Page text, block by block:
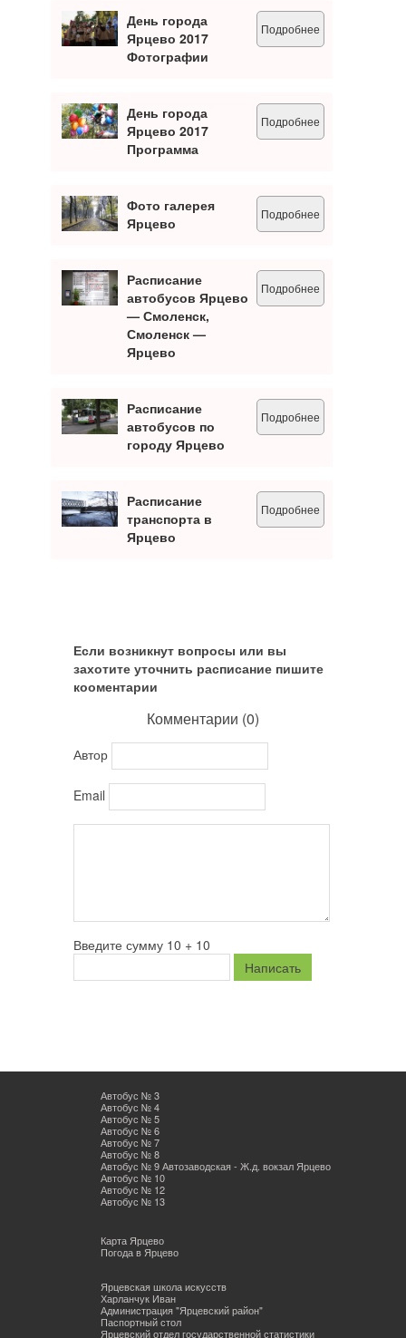
День города
Ярцево 2017
Фотографии
Подробнее
День города
Ярцево 2017
Программа
Подробнее
Фото галерея
Ярцево
Подробнее
Расписание
автобусов Ярцево
— Смоленск,
Смоленск —
Ярцево
Подробнее
Расписание
автобусов по
городу Ярцево
Подробнее
Расписание
транспорта в
Ярцево
Подробнее
Если возникнут вопросы или вы
захотите уточнить расписание пишите
кооментарии
Комментарии (0)
Автор
Email
Введите сумму 10 + 10
Автобус № 3
Автобус № 4
Автобус № 5
Автобус № 6
Автобус № 7
Автобус № 8
Автобус № 9 Автозаводская - Ж.д. вокзал Ярцево
Автобус № 10
Автобус № 12
Автобус № 13
Карта Ярцево
Погода в Ярцево
Ярцевская школа искусств
Харланчук Иван
Администрация "Ярцевский район"
Паспортный стол
Ярцевский отдел государственной статистики